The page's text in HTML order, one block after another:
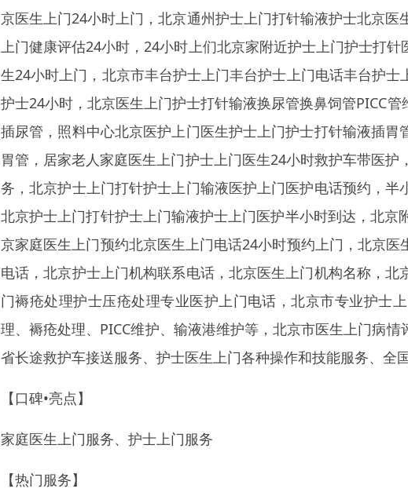
京医生上门24小时上门，北京通州护士上门打针输液护士北京
上门健康评估24小时，24小时上们北京家附近护士上门护士打
生24小时上门，北京市丰台护士上门丰台护士上门电话丰台护
护士24小时，北京医生上门护士打针输液换尿管换鼻饲管PICC
插尿管，照料中心北京医护上门医生护士上门护士打针输液插
胃管，居家老人家庭医生上门护士上门医生24小时救护车带医
务，北京护士上门打针护士上门输液医护上门医护电话预约，
北京护士上门打针护士上门输液护士上门医护半小时到达，北
京家庭医生上门预约北京医生上门电话24小时预约上门，北京
电话，北京护士上门机构联系电话，北京医生上门机构名称，
门褥疮处理护士压疮处理专业医护上门电话，北京市专业护士
理、褥疮处理、PICC维护、输液港维护等，北京市医生上门病
省长途救护车接送服务、护士医生上门各种操作和技能服务、全
【口碑•亮点】
家庭医生上门服务、护士上门服务
【热门服务】